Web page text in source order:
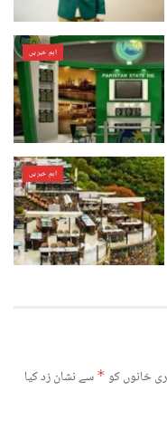
اہم خبریں
اہم خبریں
خانوں کو * سے نشان زد کیا